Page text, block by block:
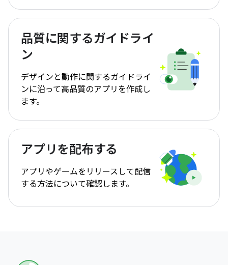
品質に関するガイドライ
ン
デザインと動作に関するガイドライ
ンに沿って高品質のアプリを作成し
ます。
アプリを配布する
アプリやゲームをリリースして配信
する方法について確認します。